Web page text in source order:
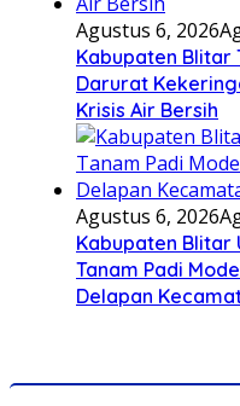
Agustus 6, 2026
Kabupaten Blitar
Darurat
Krisis Air Bersih
Agustus 6, 2026
Kabupaten Blitar
Tanam Padi
Delapan